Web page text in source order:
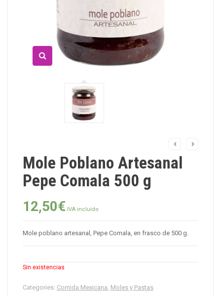
Mole Poblano Artesanal
Pepe Comala 500 g
12,50€ IVA incluido
Mole poblano artesanal, Pepe Comala, en frasco de 500 g.
Sin existencias
Categories: Comida Mexicana, Moles y Pastas